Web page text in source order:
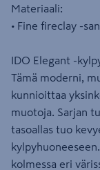
Materiaali:
• Fine fireclay -
IDO Elegant -
Tämä moderni,
kunnioittaa
muotoja. Sarjan
tasoallas tuo
kolmessa eri